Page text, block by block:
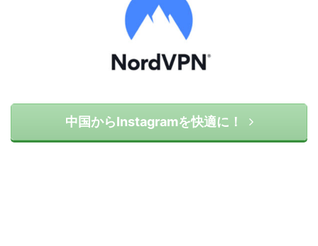
中国からInstagramを快適に！